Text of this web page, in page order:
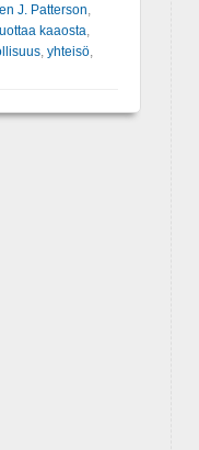
J. Patterson
kaaosta
, yhteisö,